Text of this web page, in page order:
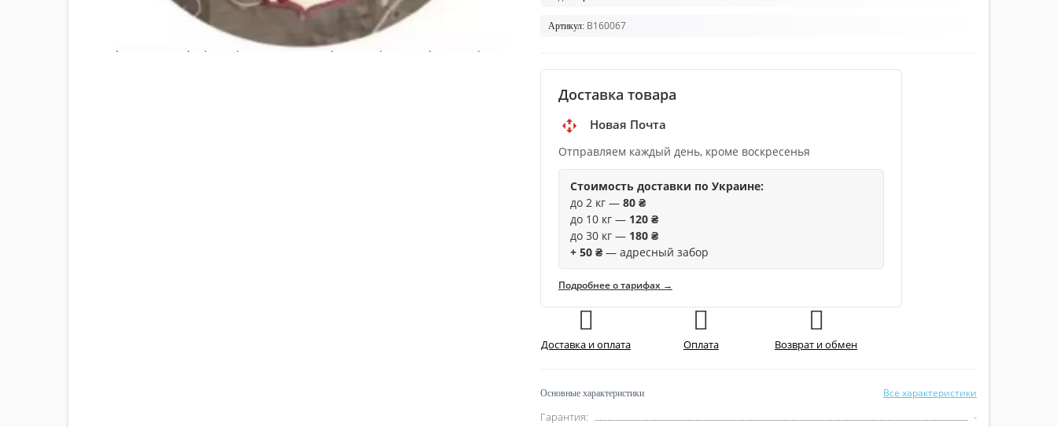
Артикул: B160067
Доставка товара
Новая Почта
Отправляем каждый день, кроме воскресенья
Стоимость доставки по Украине:
до 2 кг — 80 ₴
до 10 кг — 120 ₴
до 30 кг — 180 ₴
+ 50 ₴ — адресный забор
Подробнее о тарифах →
Доставка и оплата Оплата Возврат и обмен
Основные характеристики Все характеристики
Гарантия:
-